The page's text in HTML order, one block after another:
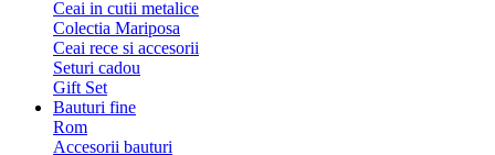
Ceai in cutii metalice
Colectia Mariposa
Ceai rece si accesorii
Seturi cadou
Gift Set
Bauturi fine
Rom
Accesorii bauturi